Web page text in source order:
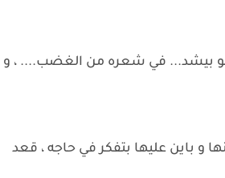
بيشد... في شعره من الغضب.... ، و
و باين عليها بتفكر في حاجه ، قعد